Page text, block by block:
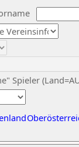
Spieler